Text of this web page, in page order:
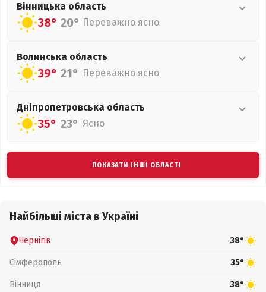
Вінницька область
38° 20° Переважно ясно
Волинська область
39° 21° Переважно ясно
Дніпропетровська область
35° 23° Ясно
ПОКАЗАТИ ІНШІ ОБЛАСТІ
Найбільші міста в Україні
Чернігів 38°
Сімферополь 35°
Вінниця 38°